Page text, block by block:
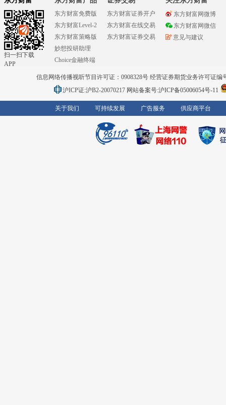
扫一扫下载
APP
东方财富免费版
东方财富Level-2
东方财富策略版
妙想投研助理
Choice金融终端
东方财富证券开户
东方财富在线交易
东方财富证券交易
东方财富网微博
东方财富网微信
意见与建议
信息网络传播视听节目许可证：0908328号 经营证券期货业务许可证编
沪ICP证:沪B2-20070217 网站备案号:沪ICP备05006054号-11
关于我们 可持续发展 广告服务 供应商平台